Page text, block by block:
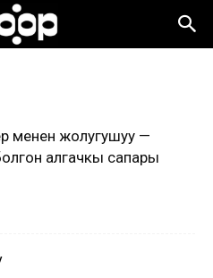
менен жолугушуу —
алгачкы сапары